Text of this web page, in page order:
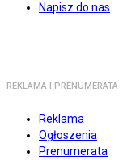
Napisz do nas
REKLAMA I PRENUMERATA
Reklama
Ogłoszenia
Prenumerata